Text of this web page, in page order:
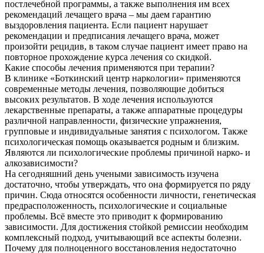
постлечебной программы, а также выполнения им всех
рекомендаций лечащего врача – мы даем гарантию
выздоровления пациента. Если пациент нарушает
рекомендации и предписания лечащего врача, может
произойти рецидив, в таком случае пациент имеет право на
повторное прохождение курса лечения со скидкой.
Какие способы лечения применяются при терапии?
В клинике «Боткинский центр наркологии» применяются
современные методы лечения, позволяющие добиться
высоких результатов. В ходе лечения используются
лекарственные препараты, а также аппаратные процедуры
различной направленности, физические упражнения,
групповые и индивидуальные занятия с психологом. Также
психологическая помощь оказывается родным и близким.
Являются ли психологические проблемы причиной нарко- и
алкозависимости?
На сегодняшний день учеными зависимость изучена
достаточно, чтобы утверждать, что она формируется по ряду
причин. Сюда относятся особенности личности, генетическая
предрасположенность, психологические и социальные
проблемы. Всё вместе это приводит к формированию
зависимости. Для достижения стойкой ремиссии необходим
комплексный подход, учитывающий все аспекты болезни.
Почему для полноценного восстановления недостаточно